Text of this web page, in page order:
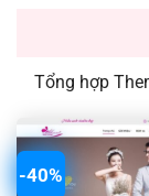
Tổng hợp
-40%